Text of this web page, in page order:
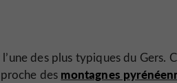
l’une des plus typiques du Gers.
des montagnes